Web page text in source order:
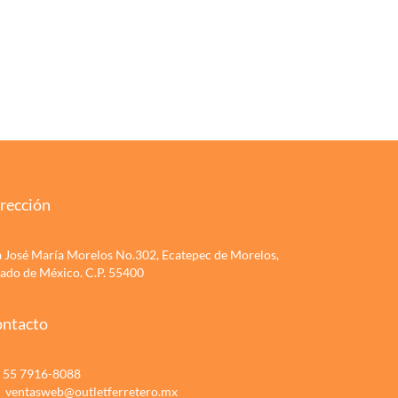
José María Morelos No.302, Ecatepec de Morelos,
de México. C.P. 55400
55 7916-8088
ventasweb@outletferretero.mx